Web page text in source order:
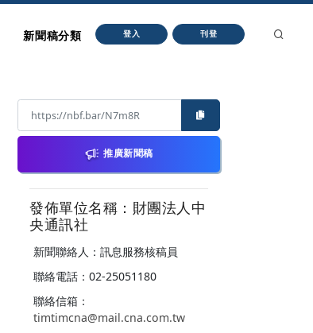
新聞稿分類 登入 刊登
推廣新聞稿
發佈單位名稱：財團法人中
央通訊社
新聞聯絡人：訊息服務核稿員
聯絡電話：02-25051180
聯絡信箱：
timtimcna@mail.cna.com.tw